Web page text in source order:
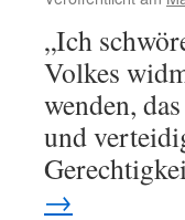
„Ich
Volkes
wenden,
und
→